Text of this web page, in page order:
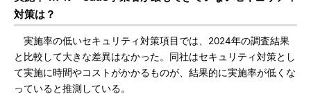
対策は？
実施率の低いセキュリティ対策項目では、2024年の調査結果
と比較して大きな差異はなかった。同社はセキュリティ対策とし
て実施に時間やコストがかかるものが、結果的に実施率が低くな
っていると推測している。